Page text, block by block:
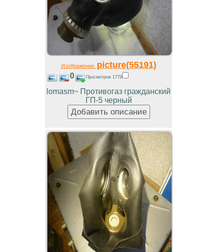
Изображениеpicture(55191)
0 Просмотров 1779
lomasm~ Противогаз гражданский
ГП-5 черный